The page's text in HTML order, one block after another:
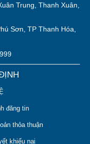
Trung, Thanh Xuân,
Sơn, TP Thanh Hóa,
đăng tin
thỏa thuận
khiếu nại